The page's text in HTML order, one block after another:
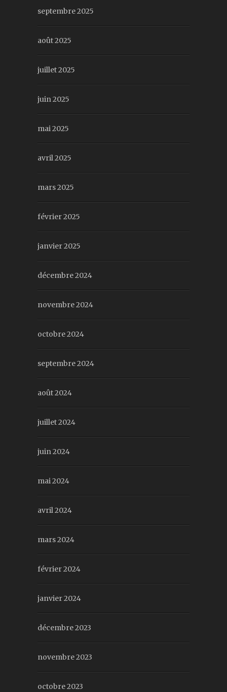
septembre 2025
août 2025
juillet 2025
juin 2025
mai 2025
avril 2025
mars 2025
février 2025
janvier 2025
décembre 2024
novembre 2024
octobre 2024
septembre 2024
août 2024
juillet 2024
juin 2024
mai 2024
avril 2024
mars 2024
février 2024
janvier 2024
décembre 2023
novembre 2023
octobre 2023